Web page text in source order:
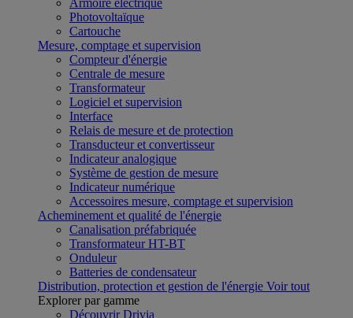
Armoire électrique
Photovoltaïque
Cartouche
Mesure, comptage et supervision
Compteur d'énergie
Centrale de mesure
Transformateur
Logiciel et supervision
Interface
Relais de mesure et de protection
Transducteur et convertisseur
Indicateur analogique
Système de gestion de mesure
Indicateur numérique
Accessoires mesure, comptage et supervision
Acheminement et qualité de l'énergie
Canalisation préfabriquée
Transformateur HT-BT
Onduleur
Batteries de condensateur
Distribution, protection et gestion de l'énergie Voir tout
Explorer par gamme
Découvrir Drivia